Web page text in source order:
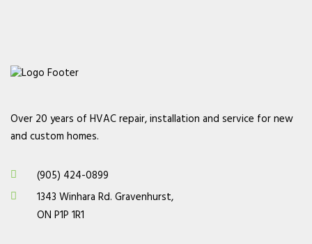
Over 20 years of HVAC repair, installation and service for new
and custom homes.
(905) 424-0899
1343 Winhara Rd. Gravenhurst,
ON P1P 1R1